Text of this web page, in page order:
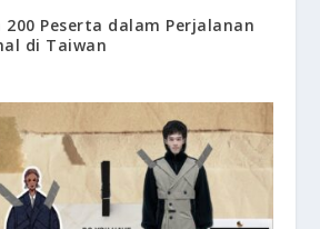
200 Peserta dalam Perjalanan
di Taiwan